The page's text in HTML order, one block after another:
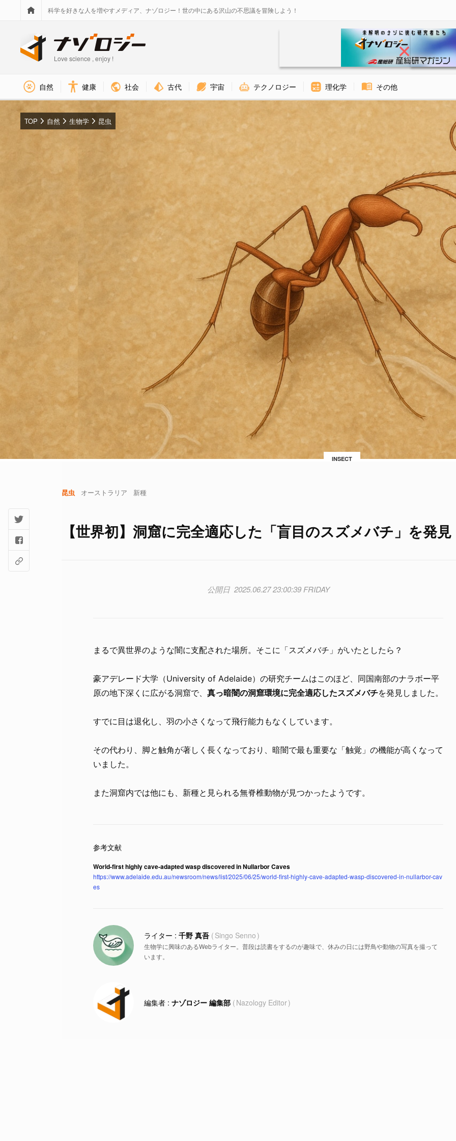
科学を好きな人を増やすメディア、ナゾロジー！世の中にある沢山の不思議を冒険しよう！
Love science , enjoy !
自然 健康 社会 古代 宇宙 テクノロジー 理化学 その他
INSECT
TOP 自然 生物学 昆虫
昆虫 オーストラリア 新種
【世界初】洞窟に完全適応した「盲目のスズメバチ」を発見
2025.06.27 23:00:39 FRIDAY
まるで異世界のような闇に支配された場所。そこに「スズメバチ」がいたとしたら？
豪アデレード大学（University of Adelaide）の研究チームはこのほど、同国南部のナラボー平
原の地下深くに広がる洞窟で、 真っ暗闇の洞窟環境に完全適応したスズメバチを発見しました。
すでに目は退化し、羽の小さくなって飛行能力もなくしています。
その代わり、脚と触角が著しく長くなっており、暗闇で最も重要な「触覚」の機能が高くなって
いました。
また洞窟内では他にも、新種と見られる無脊椎動物が見つかったようです。
World-first highly cave-adapted wasp discovered in Nullarbor Caves
https://www.adelaide.edu.au/newsroom/news/list/2025/06/25/world-first-highly-cave-adapted-wasp-discovered-in-nullarbor-cav
es
千野 真吾 Singo Senno
生物学に興味のあるWebライター。普段は読書をするのが趣味で、休みの日には野鳥や動物の写真を撮って
います。
ナゾロジー 編集部 Nazology Editor